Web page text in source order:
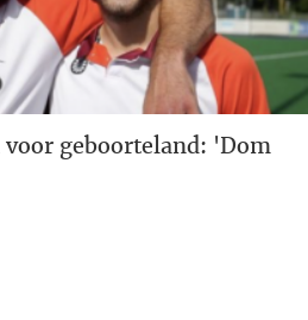
geboorteland: 'Dom